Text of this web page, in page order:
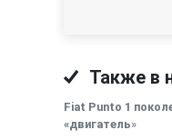
Также в
Fiat Punto 1
«двигатель»